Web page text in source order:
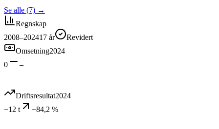
Se alle (7) →
Regnskap
2008–202417 år
Revidert
Omsetning2024
0
–
Driftsresultat2024
−12 t
+84,2 %